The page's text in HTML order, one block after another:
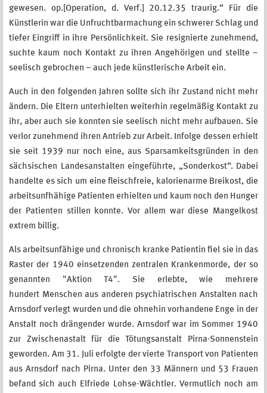
gewesen. op.[Operation, d. Verf.] 20.12.35 traurig.“ Für die
Künstlerin war die Unfruchtbarmachung ein schwerer Schlag und
tiefer Eingriff in ihre Persönlichkeit. Sie resignierte zunehmend,
suchte kaum noch Kontakt zu ihren Angehörigen und stellte –
seelisch gebrochen – auch jede künstlerische Arbeit ein.
Auch in den folgenden Jahren sollte sich ihr Zustand nicht mehr
ändern. Die Eltern unterhielten weiterhin regelmäßig Kontakt zu
ihr, aber auch sie konnten sie seelisch nicht mehr aufbauen. Sie
verlor zunehmend ihren Antrieb zur Arbeit. Infolge dessen erhielt
sie seit 1939 nur noch eine, aus Sparsamkeitsgründen in den
sächsischen Landesanstalten eingeführte, „Sonderkost“. Dabei
handelte es sich um eine fleischfreie, kalorienarme Breikost, die
arbeitsunfhähige Patienten erhielten und kaum noch den Hunger
der Patienten stillen konnte. Vor allem war diese Mangelkost
extrem billig.
Als arbeitsunfähige und chronisch kranke Patientin fiel sie in das
Raster der 1940 einsetzenden zentralen Krankenmorde, der so
genannten "Aktion T4". Sie erlebte, wie mehrere
hundert Menschen aus anderen psychiatrischen Anstalten nach
Arnsdorf verlegt wurden und die ohnehin vorhandene Enge in der
Anstalt noch drängender wurde. Arnsdorf war im Sommer 1940
zur Zwischenastalt für die Tötungsanstalt Pirna-Sonnenstein
geworden. Am 31. Juli erfolgte der vierte Transport von Patienten
aus Arnsdorf nach Pirna. Unter den 33 Männern und 53 Frauen
befand sich auch Elfriede Lohse-Wächtler. Vermutlich noch am